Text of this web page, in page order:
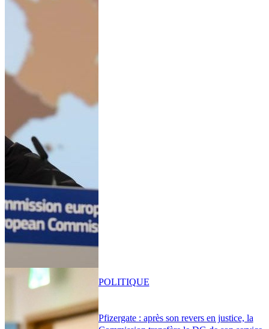
Pfizergate : après son revers en justice, la
POLITIQUE